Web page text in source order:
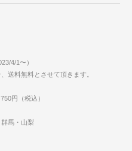
4/1〜）
送料無料とさせて頂きます。
円（税込）
馬・山梨